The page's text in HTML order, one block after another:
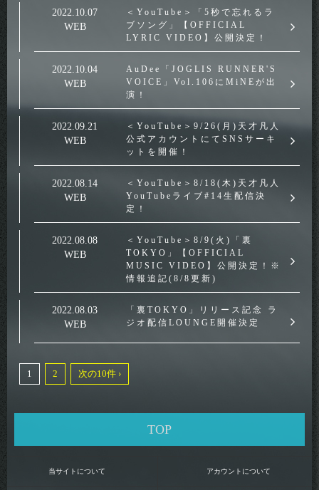
2022.10.07
WEB
＜YouTube＞「5秒で忘れるラ
ブソング」【OFFICIAL
LYRIC VIDEO】公開決定！
2022.10.04
WEB
AuDee「JOGLIS RUNNER'S
VOICE」Vol.106にMiNEが出
演！
2022.09.21
WEB
＜YouTube＞9/26(月)天才凡人
公式アカウントにてSNSサーキ
ットを開催！
2022.08.14
WEB
＜YouTube＞8/18(木)天才凡人
YouTubeライブ#14生配信決
定！
2022.08.08
WEB
＜YouTube＞8/9(火)「裏
TOKYO」【OFFICIAL
MUSIC VIDEO】公開決定！※
情報追記(8/8更新)
2022.08.03
WEB
「裏TOKYO」リリース記念 ラ
ジオ配信LOUNGE開催決定
1 2 次の10件 ›
TOP
当サイトについて アカウントについて